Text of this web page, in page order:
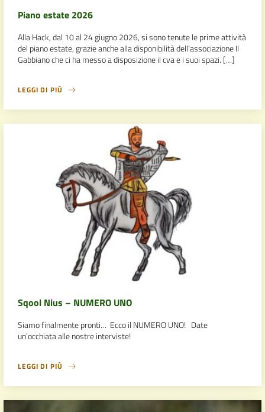
Piano estate 2026
Alla Hack, dal 10 al 24 giugno 2026, si sono tenute le prime attività
del piano estate, grazie anche alla disponibilità dell’associazione Il
Gabbiano che ci ha messo a disposizione il cva e i suoi spazi. […]
LEGGI DI PIÙ
Sqool Nius – NUMERO UNO
Siamo finalmente pronti… Ecco il NUMERO UNO! Date
un’occhiata alle nostre interviste!
LEGGI DI PIÙ